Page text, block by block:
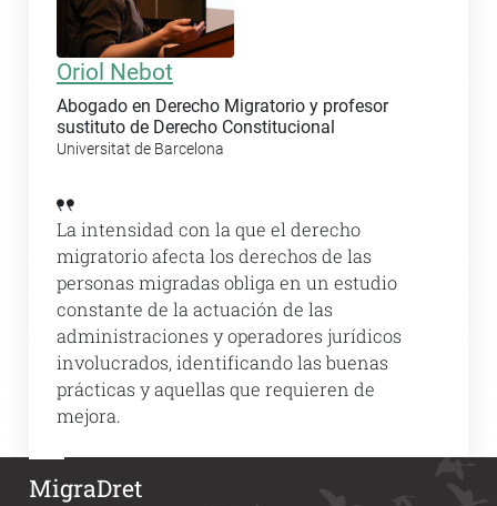
Oriol Nebot
Abogado en Derecho Migratorio y profesor
sustituto de Derecho Constitucional
Universitat de Barcelona
La intensidad con la que el derecho
migratorio afecta los derechos de las
personas migradas obliga en un estudio
constante de la actuación de las
administraciones y operadores jurídicos
involucrados, identificando las buenas
prácticas y aquellas que requieren de
mejora.
MigraDret